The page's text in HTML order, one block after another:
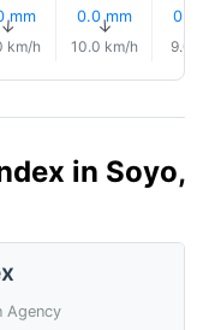
mm
km/h
0.0 mm
↑
10.0 km/h
0.0
9.0
in Soyo,
Agency